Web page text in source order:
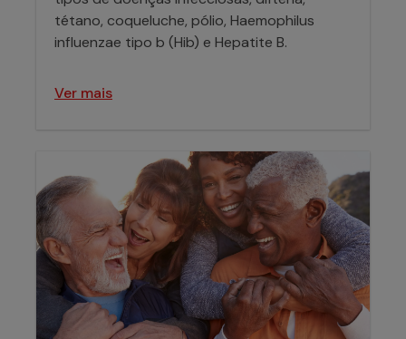
tétano, coqueluche, pólio, Haemophilus
influenzae tipo b (Hib) e Hepatite B.
Ver mais